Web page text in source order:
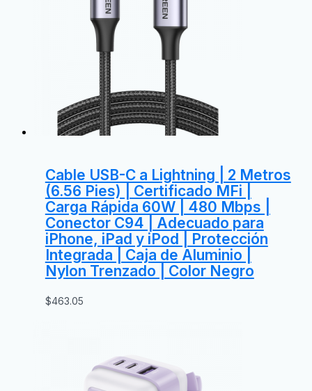
Cable USB-C a Lightning | 2 Metros
(6.56 Pies) | Certificado MFi |
Carga Rápida 60W | 480 Mbps |
Conector C94 | Adecuado para
iPhone, iPad y iPod | Protección
Integrada | Caja de Aluminio |
Nylon Trenzado | Color Negro
$463.05